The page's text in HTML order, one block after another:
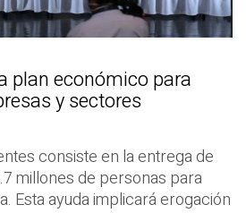
plan económico para
y sectores
consiste en la entrega de
millones de personas para
Esta ayuda implicará erogación